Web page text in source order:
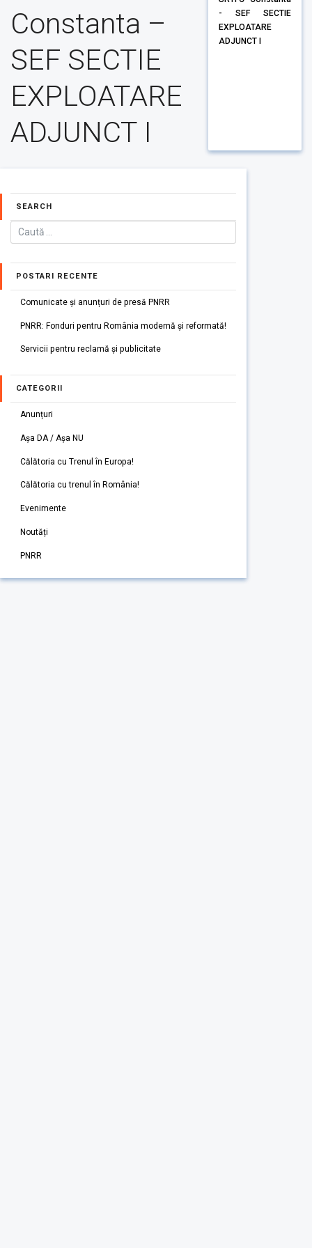
Constanta –
SEF SECTIE
EXPLOATARE
ADJUNCT I
- SEF SECTIE
EXPLOATARE
ADJUNCT I
SEARCH
POSTARI RECENTE
Comunicate și anunțuri de presă PNRR
PNRR: Fonduri pentru România modernă și reformată!
Servicii pentru reclamă și publicitate
CATEGORII
Anunțuri
Așa DA / Așa NU
Călătoria cu Trenul în Europa!
Călătoria cu trenul în România!
Evenimente
Noutăți
PNRR